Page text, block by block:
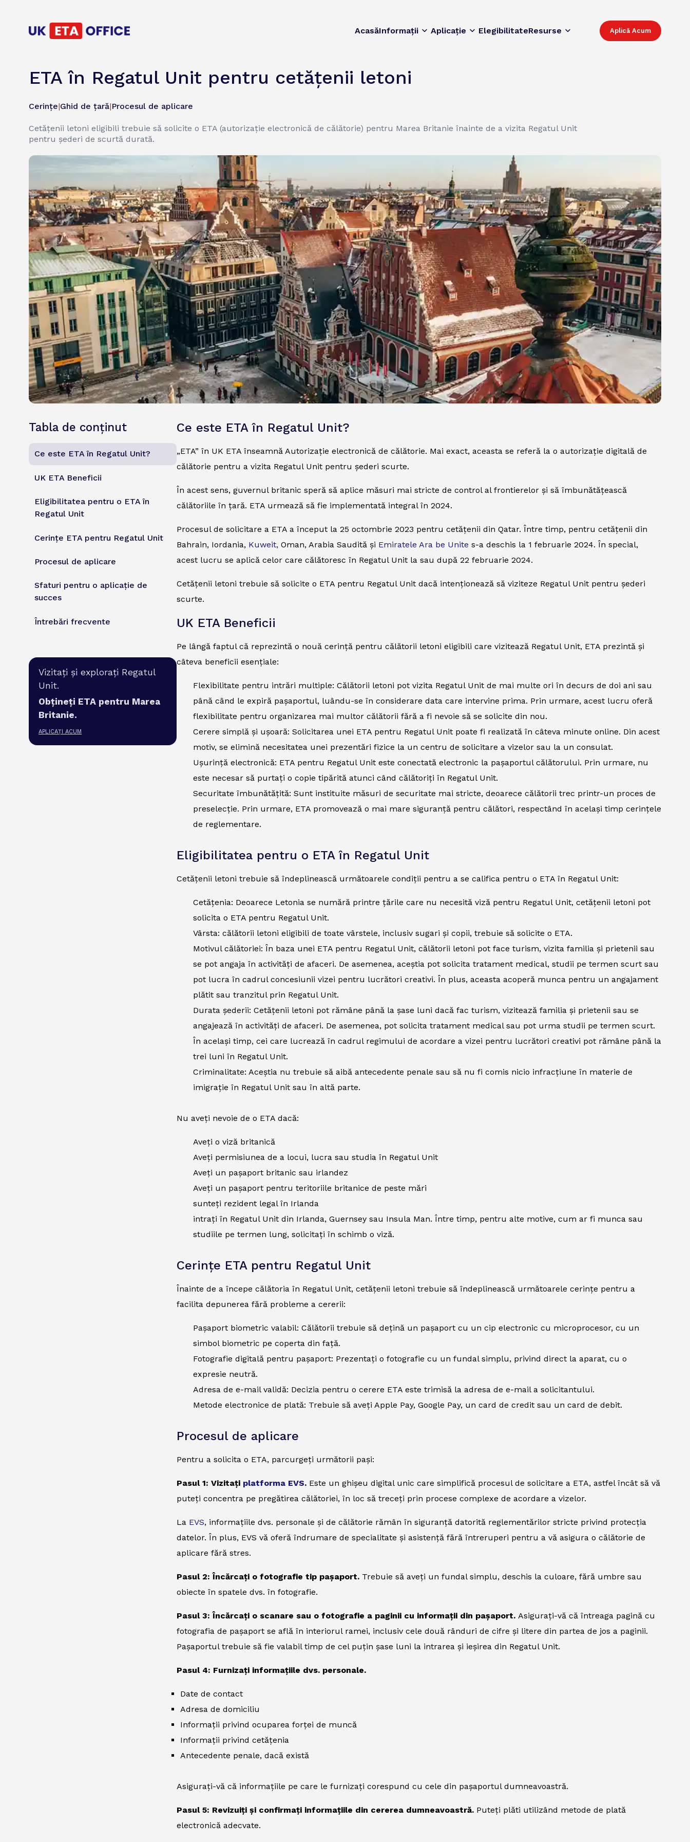
AcasăInformații Aplicație ElegibilitateResurse Aplică Acum
ETA în Regatul Unit pentru cetățenii letoni
Cerințe|Ghid de țară|Procesul de aplicare
Cetățenii letoni eligibili trebuie să solicite o ETA (autorizație electronică de călătorie) pentru Marea Britanie înainte de a vizita Regatul Unit
pentru șederi de scurtă durată.
Tabla de conținut
Ce este ETA în Regatul Unit?
UK ETA Beneficii
Eligibilitatea pentru o ETA în
Regatul Unit
Cerințe ETA pentru Regatul Unit
Procesul de aplicare
Sfaturi pentru o aplicație de
succes
Întrebări frecvente
Vizitați și explorați Regatul
Unit.
Obțineți ETA pentru Marea
Britanie.
APLICAȚI ACUM
Ce este ETA în Regatul Unit?
„ETA” în UK ETA înseamnă Autorizație electronică de călătorie. Mai exact, aceasta se referă la o autorizație digitală de
călătorie pentru a vizita Regatul Unit pentru șederi scurte.
În acest sens, guvernul britanic speră să aplice măsuri mai stricte de control al frontierelor și să îmbunătățească
călătoriile în țară. ETA urmează să fie implementată integral în 2024.
Procesul de solicitare a ETA a început la 25 octombrie 2023 pentru cetățenii din Qatar. Între timp, pentru cetățenii din
Bahrain, Iordania, Kuweit, Oman, Arabia Saudită și Emiratele Ara be Unite s-a deschis la 1 februarie 2024. În special,
acest lucru se aplică celor care călătoresc în Regatul Unit la sau după 22 februarie 2024.
Cetățenii letoni trebuie să solicite o ETA pentru Regatul Unit dacă intenționează să viziteze Regatul Unit pentru șederi
scurte.
UK ETA Beneficii
Pe lângă faptul că reprezintă o nouă cerință pentru călătorii letoni eligibili care vizitează Regatul Unit, ETA prezintă și
câteva beneficii esențiale:
Flexibilitate pentru intrări multiple: Călătorii letoni pot vizita Regatul Unit de mai multe ori în decurs de doi ani sau
până când le expiră pașaportul, luându-se în considerare data care intervine prima. Prin urmare, acest lucru oferă
flexibilitate pentru organizarea mai multor călătorii fără a fi nevoie să se solicite din nou.
Cerere simplă și ușoară: Solicitarea unei ETA pentru Regatul Unit poate fi realizată în câteva minute online. Din acest
motiv, se elimină necesitatea unei prezentări fizice la un centru de solicitare a vizelor sau la un consulat.
Ușurință electronică: ETA pentru Regatul Unit este conectată electronic la pașaportul călătorului. Prin urmare, nu
este necesar să purtați o copie tipărită atunci când călătoriți în Regatul Unit.
Securitate îmbunătățită: Sunt instituite măsuri de securitate mai stricte, deoarece călătorii trec printr-un proces de
preselecție. Prin urmare, ETA promovează o mai mare siguranță pentru călători, respectând în același timp cerințele
de reglementare.
Eligibilitatea pentru o ETA în Regatul Unit
Cetățenii letoni trebuie să îndeplinească următoarele condiții pentru a se califica pentru o ETA în Regatul Unit:
Cetățenia: Deoarece Letonia se numără printre țările care nu necesită viză pentru Regatul Unit, cetățenii letoni pot
solicita o ETA pentru Regatul Unit.
Vârsta: călătorii letoni eligibili de toate vârstele, inclusiv sugari și copii, trebuie să solicite o ETA.
Motivul călătoriei: În baza unei ETA pentru Regatul Unit, călătorii letoni pot face turism, vizita familia și prietenii sau
se pot angaja în activități de afaceri. De asemenea, aceștia pot solicita tratament medical, studii pe termen scurt sau
pot lucra în cadrul concesiunii vizei pentru lucrători creativi. În plus, aceasta acoperă munca pentru un angajament
plătit sau tranzitul prin Regatul Unit.
Durata șederii: Cetățenii letoni pot rămâne până la șase luni dacă fac turism, vizitează familia și prietenii sau se
angajează în activități de afaceri. De asemenea, pot solicita tratament medical sau pot urma studii pe termen scurt.
În același timp, cei care lucrează în cadrul regimului de acordare a vizei pentru lucrători creativi pot rămâne până la
trei luni în Regatul Unit.
Criminalitate: Aceștia nu trebuie să aibă antecedente penale sau să nu fi comis nicio infracțiune în materie de
imigrație în Regatul Unit sau în altă parte.
Nu aveți nevoie de o ETA dacă:
Aveți o viză britanică
Aveți permisiunea de a locui, lucra sau studia în Regatul Unit
Aveți un pașaport britanic sau irlandez
Aveți un pașaport pentru teritoriile britanice de peste mări
sunteți rezident legal în Irlanda
intrați în Regatul Unit din Irlanda, Guernsey sau Insula Man. Între timp, pentru alte motive, cum ar fi munca sau
studiile pe termen lung, solicitați în schimb o viză.
Cerințe ETA pentru Regatul Unit
Înainte de a începe călătoria în Regatul Unit, cetățenii letoni trebuie să îndeplinească următoarele cerințe pentru a
facilita depunerea fără probleme a cererii:
Pașaport biometric valabil: Călătorii trebuie să dețină un pașaport cu un cip electronic cu microprocesor, cu un
simbol biometric pe coperta din față.
Fotografie digitală pentru pașaport: Prezentați o fotografie cu un fundal simplu, privind direct la aparat, cu o
expresie neutră.
Adresa de e-mail validă: Decizia pentru o cerere ETA este trimisă la adresa de e-mail a solicitantului.
Metode electronice de plată: Trebuie să aveți Apple Pay, Google Pay, un card de credit sau un card de debit.
Procesul de aplicare
Pentru a solicita o ETA, parcurgeți următorii pași:
Pasul 1: Vizitați platforma EVS. Este un ghișeu digital unic care simplifică procesul de solicitare a ETA, astfel încât să vă
puteți concentra pe pregătirea călătoriei, în loc să treceți prin procese complexe de acordare a vizelor.
La EVS, informațiile dvs. personale și de călătorie rămân în siguranță datorită reglementărilor stricte privind protecția
datelor. În plus, EVS vă oferă îndrumare de specialitate și asistență fără întreruperi pentru a vă asigura o călătorie de
aplicare fără stres.
Pasul 2: Încărcați o fotografie tip pașaport. Trebuie să aveți un fundal simplu, deschis la culoare, fără umbre sau
obiecte în spatele dvs. în fotografie.
Pasul 3: Încărcați o scanare sau o fotografie a paginii cu informații din pașaport. Asigurați-vă că întreaga pagină cu
fotografia de pașaport se află în interiorul ramei, inclusiv cele două rânduri de cifre și litere din partea de jos a paginii.
Pașaportul trebuie să fie valabil timp de cel puțin șase luni la intrarea și ieșirea din Regatul Unit.
Pasul 4: Furnizați informațiile dvs. personale.
Date de contact
Adresa de domiciliu
Informații privind ocuparea forței de muncă
Informații privind cetățenia
Antecedente penale, dacă există
Asigurați-vă că informațiile pe care le furnizați corespund cu cele din pașaportul dumneavoastră.
Pasul 5: Revizuiți și confirmați informațiile din cererea dumneavoastră. Puteți plăti utilizând metode de plată
electronică adecvate.